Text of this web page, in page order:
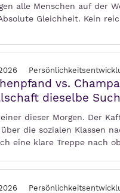
alle Menschen auf der
Gleichheit. Kein
vs.
dieselbe
dieser Morgen. Der
die sozialen Klassen
eine klare Treppe nach